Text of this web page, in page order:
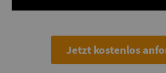
Jetzt kostenlos